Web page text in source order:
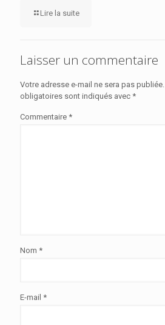
Lire la suite
Laisser un commentaire
Votre adresse e-mail ne sera pas publiée.
obligatoires sont indiqués avec *
Commentaire *
Nom *
E-mail *